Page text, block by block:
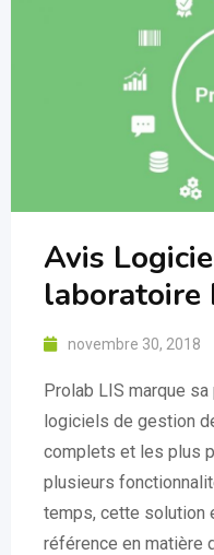
Avis
laboratoire
novembre 30, 2018
Prolab LIS marque
logiciels de gestion
complets et les plus
plusieurs
temps, cette solution
référence en matière